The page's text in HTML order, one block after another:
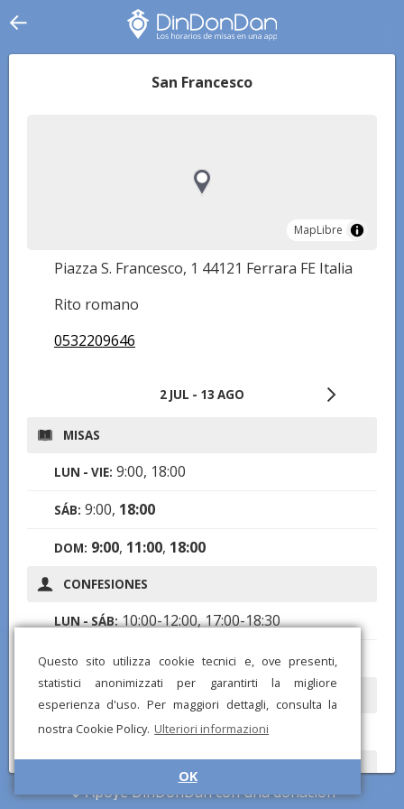
Questo sito utilizza cookie tecnici e, ove presenti,
statistici anonimizzati per garantirti la migliore
esperienza d'uso. Per maggiori dettagli, consulta la
nostra Cookie Policy. Ulteriori informazioni
OK
San Francesco
MapLibre
MapLibre
Piazza S. Francesco, 1 44121 Ferrara FE Italia
Rito romano
0532209646
2 JUL - 13 AGO
MISAS
LUN - VIE: 9:00, 18:00
SÁB: 9:00, 18:00
DOM: 9:00, 11:00, 18:00
CONFESIONES
LUN - SÁB:10:00-12:00, 17:00-18:30
DOM:17:30-18:30
HORARIOS DE APERTURA
LUN - DOM:7:45-12:00, 15:30-19:00
LUN - DOM: 17:30
Apoye DinDonDan con una donación